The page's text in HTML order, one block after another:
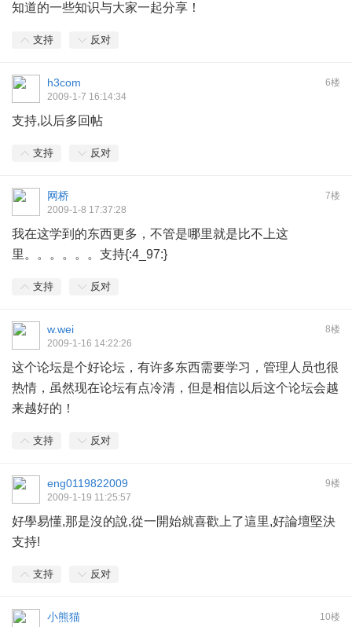
知道的一些知识与大家一起分享！
支持 反对
6楼
h3com
2009-1-7 16:14:34
支持,以后多回帖
支持 反对
7楼
网桥
2009-1-8 17:37:28
我在这学到的东西更多，不管是哪里就是比不上这
里。。。。。。支持{:4_97:}
支持 反对
8楼
w.wei
2009-1-16 14:22:26
这个论坛是个好论坛，有许多东西需要学习，管理人员也很
热情，虽然现在论坛有点冷清，但是相信以后这个论坛会越
来越好的！
支持 反对
9楼
eng0119822009
2009-1-19 11:25:57
好學易懂,那是沒的說,從一開始就喜歡上了這里,好論壇堅決
支持!
支持 反对
10楼
小熊猫